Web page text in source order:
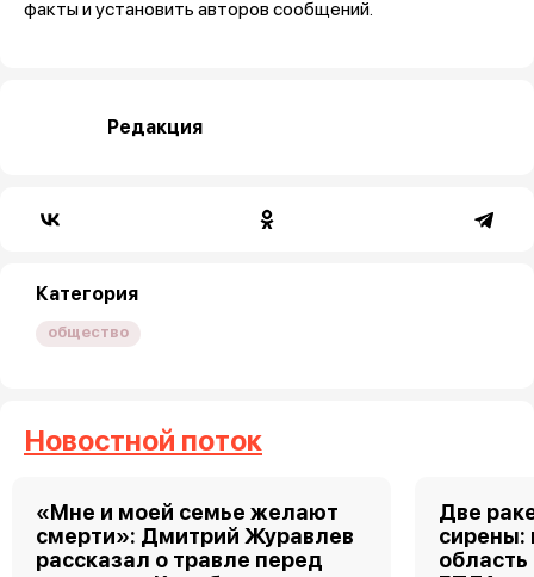
факты и установить авторов сообщений.
Редакция
Категория
общество
Новостной поток
«Мне и моей семье желают
смерти»: Дмитрий Журавлев
рассказал о травле перед
Две
сирены: